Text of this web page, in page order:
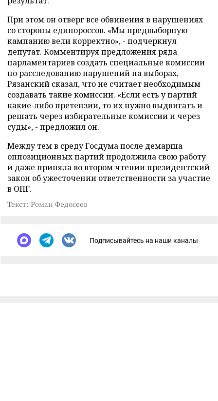
При этом он отверг все обвинения в нарушениях
со стороны единороссов. «Мы предвыборную
кампанию вели корректно», - подчеркнул
депутат. Комментируя предложения ряда
парламентариев создать специальные комиссии
по расследованию нарушений на выборах,
Рязанский сказал, что не считает необходимым
создавать такие комиссии. «Если есть у партий
какие-либо претензии, то их нужно выдвигать и
решать через избирательные комиссии и через
суды», - предложил он.
Между тем в среду Госдума после демарша
оппозиционных партий продолжила свою работу
и даже приняла во втором чтении президентский
закон об ужесточении ответственности за участие
в ОПГ.
Текст: Роман Федосеев
Подписывайтесь на наши каналы